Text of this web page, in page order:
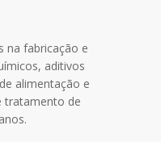
na fabricação e
aditivos
alimentação e
tratamento de